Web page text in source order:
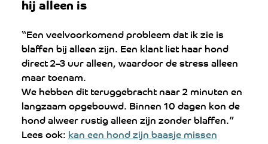
hij alleen is
“Een veelvoorkomend probleem dat ik zie is
blaffen bij alleen zijn. Een klant liet haar hond
direct 2–3 uur alleen, waardoor de stress alleen
maar toenam.
We hebben dit teruggebracht naar 2 minuten en
langzaam opgebouwd. Binnen 10 dagen kon de
hond alweer rustig alleen zijn zonder blaffen.”
Lees ook: kan een hond zijn baasje missen